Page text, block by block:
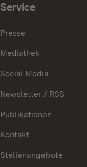
Service
Presse
Mediathek
Social Media
Newsletter / RSS
Publikationen
Kontakt
Stellenangebote